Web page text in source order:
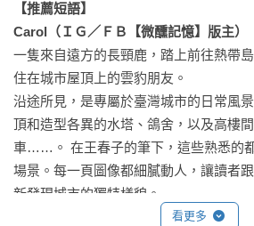
【推薦短語】
Carol（ＩＧ／ＦＢ【微醺記憶】版主）
一隻來自遠方的長頸鹿，踏上前往熱帶
住在城市屋頂上的雲豹朋友。
沿途所見，是專屬於臺灣城市的日常風
頂和造型各異的水塔、鴿舍，以及高樓
車……。 在王春子的筆下，這些熟悉的
場景。每一頁圖像都細膩動人，讓讀者
新發現城市的獨特樣貌。
這本繪本不僅是一段尋友的冒險，更是
看更多